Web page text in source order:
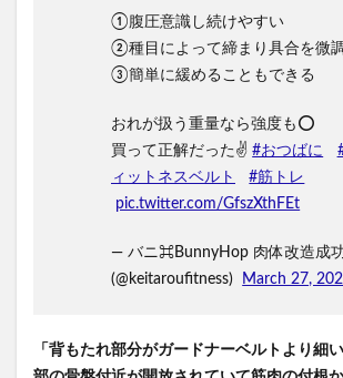
①腹圧意識し続けやすい
②種目によって締まり具合を微
③簡単に緩めることもできる
おれが扱う重量なら強度も⭕️
買って正解だった✌️ #おつばに
ィットネスベルト
#筋トレ
pic.twitter.com/GfszXthFEt
— バニ⌘BunnyHop 肉体改造成
(@keitaroufitness)
March 27,
「背もたれ部分がガードナーベルトより細